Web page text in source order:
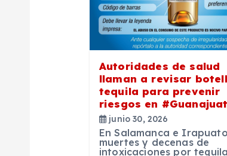
Autoridades de salud
llaman a revisar
tequila para prevenir
riesgos en
junio 30, 2026
En Salamanca e
muertes y decenas de
intoxicaciones por tequila